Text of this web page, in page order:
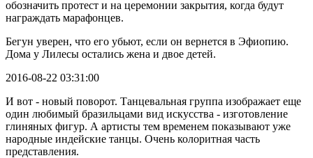
обозначить протест и на церемонии закрытия, когда будут
награждать марафонцев.
Бегун уверен, что его убьют, если он вернется в Эфиопию.
Дома у Лилесы остались жена и двое детей.
2016-08-22 03:31:00
И вот - новый поворот. Танцевальная группа изображает еще
один любимый бразильцами вид искусства - изготовление
глиняных фигур. А артисты тем временем показывают уже
народные индейские танцы. Очень колоритная часть
представления.